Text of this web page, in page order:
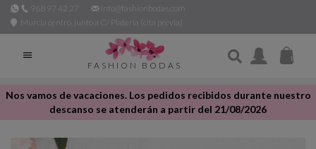
968 97 42 27
info@fashionbodas.com
Murcia centro, junto a C/ Platería (cita previa)

FASHION BODAS
Nos vamos de vacaciones. Los pedidos recibidos durante nuestro
descanso se atenderán a partir del 21/08/2026